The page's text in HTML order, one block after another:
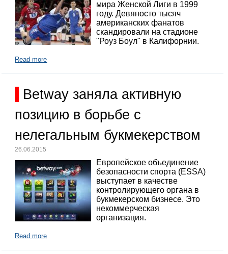
мира Женской Лиги в 1999
году. Девяносто тысяч
американских фанатов
скандировали на стадионе
"Роуз Боул" в Калифорнии.
Read more
Betway заняла активную
позицию в борьбе с
нелегальным букмекерством
26.06.2015
Европейское объединение
безопасности спорта (ESSA)
выступает в качестве
контролирующего органа в
букмекерском бизнесе. Это
некоммерческая
организация.
Read more